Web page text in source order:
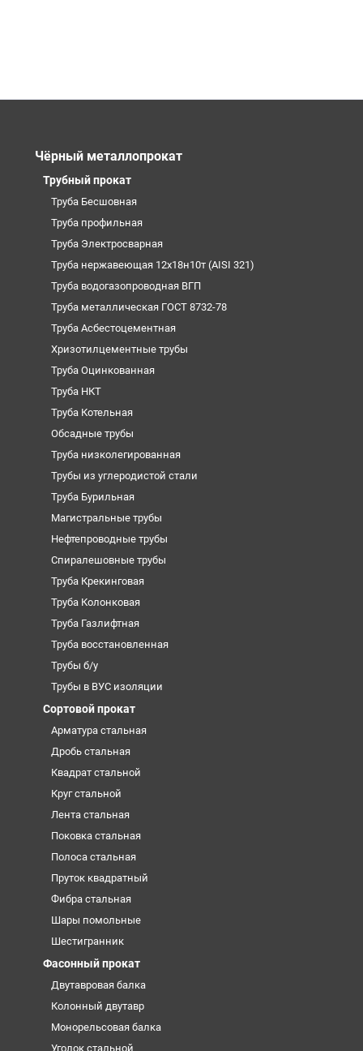
Чёрный металлопрокат
Трубный прокат
Труба Бесшовная
Труба профильная
Труба Электросварная
Труба нержавеющая 12х18н10т (AISI 321)
Труба водогазопроводная ВГП
Труба металлическая ГОСТ 8732-78
Труба Асбестоцементная
Хризотилцементные трубы
Труба Оцинкованная
Труба НКТ
Труба Котельная
Обсадные трубы
Труба низколегированная
Трубы из углеродистой стали
Труба Бурильная
Магистральные трубы
Нефтепроводные трубы
Спиралешовные трубы
Труба Крекинговая
Труба Колонковая
Труба Газлифтная
Труба восстановленная
Трубы б/у
Трубы в ВУС изоляции
Сортовой прокат
Арматура стальная
Дробь стальная
Квадрат стальной
Круг стальной
Лента стальная
Поковка стальная
Полоса стальная
Пруток квадратный
Фибра стальная
Шары помольные
Шестигранник
Фасонный прокат
Двутавровая балка
Колонный двутавр
Монорельсовая балка
Уголок стальной